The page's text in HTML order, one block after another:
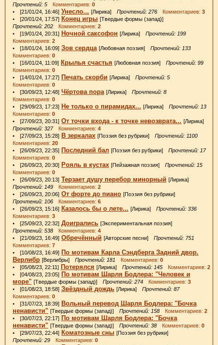
Прочтений: 5 Комментариев: 0
• [21/01/24, 16:46] Унесло... [Лирика] Прочтений: 276 Комментариев: 3
• [20/01/24, 17:57] Конец игры [Твердые формы (запад)]
Прочтений: 202 Комментариев: 2
• [19/01/24, 20:31] Ночной саксофон [Лирика] Прочтений: 199
Комментариев: 2
• [18/01/24, 16:09] Зов сердца [Любовная поэзия] Прочтений: 133
Комментариев: 0
• [16/01/24, 11:09] Крылья счастья [Любовная поэзия] Прочтений: 99
Комментариев: 0
• [14/01/24, 17:27] Печать скорби [Лирика] Прочтений: 5
Комментариев: 0
• [30/09/23, 12:48] Чёртова пора [Лирика] Прочтений: 8
Комментариев: 0
• [29/09/23, 17:23] Не только о пирамидах... [Лирика] Прочтений: 13
Комментариев: 0
• [27/09/23, 20:31] От точки входа - к точке невозврата... [Лирика]
Прочтений: 327Комментариев: 4
• [27/09/23, 15:28] В зеркалах [Поэзия без рубрики] Прочтений: 1100
Комментариев: 20
• [26/09/23, 22:35] Последний бал [Поэзия без рубрики] Прочтений: 17
Комментариев: 0
• [26/09/23, 20:30] Рояль в кустах [Пейзажная поэзия] Прочтений: 15
Комментариев: 0
• [26/09/23, 20:13] Терзает душу перебор минорный [Лирика]
Прочтений: 149 Комментариев: 2
• [26/09/23, 20:06] От форте до пиано [Поэзия без рубрики]
Прочтений: 106 Комментариев: 6
• [26/09/23, 15:16] Казалось бы о лете... [Лирика] Прочтений: 336
Комментариев: 3
• [25/09/23, 22:32] Доигрались [Экспериментальная поэзия]
Прочтений: 538 Комментариев: 4
• [21/09/23, 16:49] Обречённый [Авторские песни] Прочтений: 751
Комментариев: 7
• [10/08/23, 16:49] По мотивам Карла Сэндберга Задний двор.
Верлибр [Верлибры] Прочтений: 181 Комментариев: 0
• [05/08/23, 22:11] Потерялся [Лирика] Прочтений: 145 Комментариев: 2
• [04/08/23, 23:05] По мотивам Шарля Бодлера: "Человек и
море" [Твердые формы (запад)] Прочтений: 274 Комментариев: 3
• [01/08/23, 18:58] Звёздный дождь [Лирика] Прочтений: 87
Комментариев: 0
• [31/07/23, 18:39] Вольный перевод Шарля Бодлера: "Бочка
ненависти" [Твердые формы (запад)] Прочтений: 158 Комментариев: 2
• [30/07/23, 22:17] По мотивам Шарля Бодлера: "Бочка
ненависти" [Твердые формы (запад)] Прочтений: 38 Комментариев: 0
• [29/07/23, 22:44] Коматозные сны [Поэзия без рубрики]
Прочтений: 29 Комментариев: 0